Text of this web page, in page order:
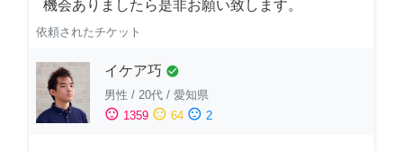
機会ありましたら是非お願い致します。
依頼されたチケット
イケア巧 check_circle
男性 / 20代 / 愛知県
sentiment_satisfied 1359 sentiment_neutral 64 sentiment_dissatisfied 2